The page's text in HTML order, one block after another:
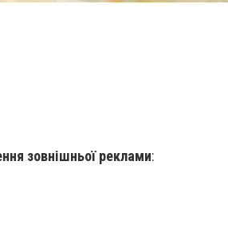
зовнішньої реклами: